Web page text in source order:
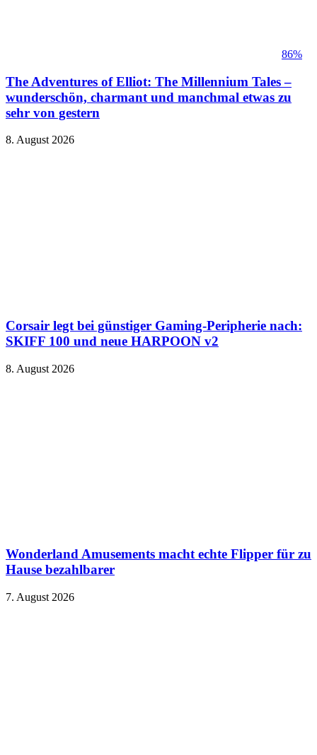
86%
The Adventures of Elliot: The Millennium Tales –
wunderschön, charmant und manchmal etwas zu
sehr von gestern
8. August 2026
Corsair legt bei günstiger Gaming-Peripherie nach:
SKIFF 100 und neue HARPOON v2
8. August 2026
Wonderland Amusements macht echte Flipper für zu
Hause bezahlbarer
7. August 2026